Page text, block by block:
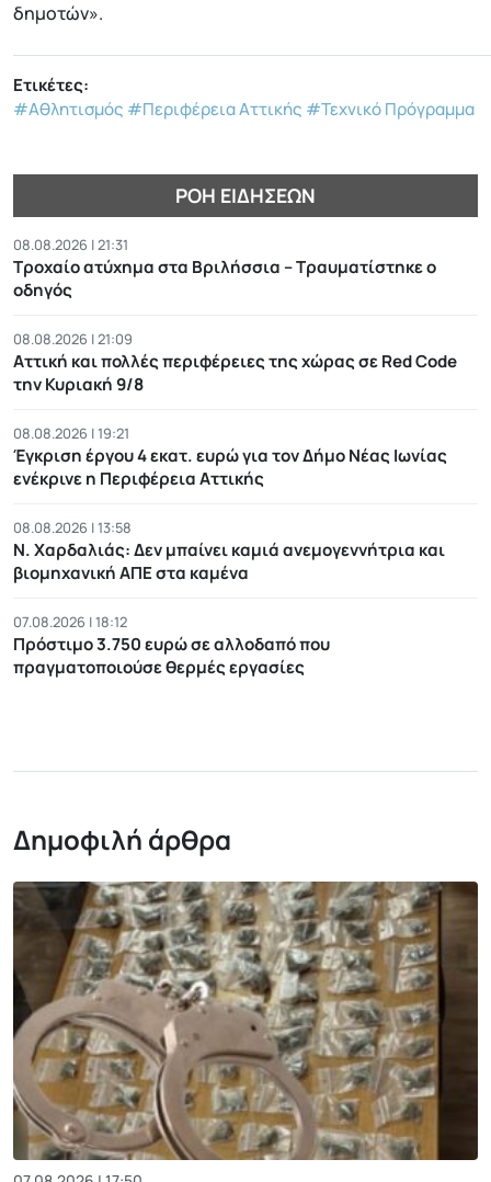
δημοτών».
Ετικέτες:
#Αθλητισμός #Περιφέρεια Αττικής #Τεχνικό Πρόγραμμα
ΡΟΉ ΕΙΔΉΣΕΩΝ
08.08.2026 | 21:31
Τροχαίο ατύχημα στα Βριλήσσια – Τραυματίστηκε ο
οδηγός
08.08.2026 | 21:09
Αττική και πολλές περιφέρειες της χώρας σε Red Code
την Κυριακή 9/8
08.08.2026 | 19:21
Έγκριση έργου 4 εκατ. ευρώ για τον Δήμο Νέας Ιωνίας
ενέκρινε η Περιφέρεια Αττικής
08.08.2026 | 13:58
Ν. Χαρδαλιάς: Δεν μπαίνει καμιά ανεμογεννήτρια και
βιομηχανική ΑΠΕ στα καμένα
07.08.2026 | 18:12
Πρόστιμο 3.750 ευρώ σε αλλοδαπό που
πραγματοποιούσε θερμές εργασίες
Δημοφιλή άρθρα